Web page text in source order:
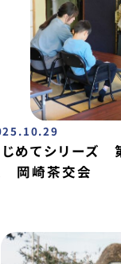
めてシリーズ
岡崎茶交会